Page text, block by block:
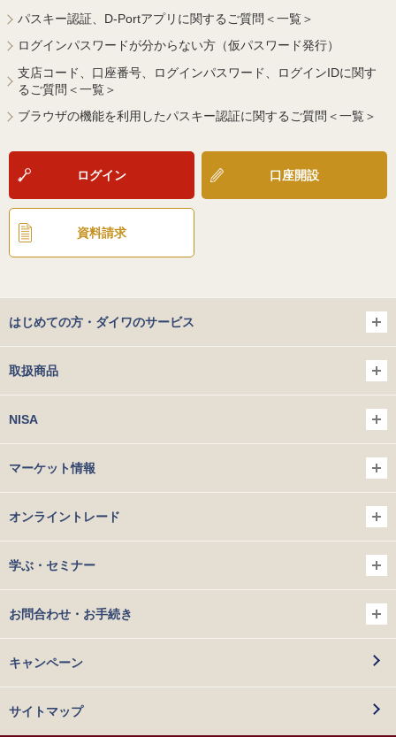
パスキー認証、D-Portアプリに関するご質問＜一覧＞
ログインパスワードが分からない方（仮パスワード発行）
支店コード、口座番号、ログインパスワード、ログインIDに関す
るご質問＜一覧＞
ブラウザの機能を利用したパスキー認証に関するご質問＜一覧＞
ログイン 口座開設
資料請求
はじめての方・ダイワのサービス
取扱商品
NISA
マーケット情報
オンライントレード
学ぶ・セミナー
お問合わせ・お手続き
キャンペーン
サイトマップ